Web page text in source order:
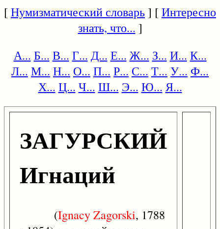
[Нумизматический словарь] [Интересно
знать, что... ]
А... Б... В... Г... Д... Е... Ж... З... И... К...
Л... М... Н... О... П... Р... С... Т... У... Ф...
Х... Ц... Ч... Ш... Э... Ю... Я...
ЗАГУРСКИЙ
Игнаций
(IgnacyZagorski, 1788